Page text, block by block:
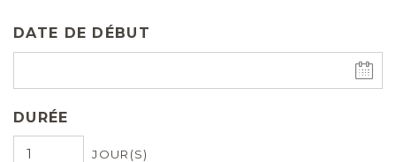
DATE DE DÉBUT
DURÉE
JOUR(S)